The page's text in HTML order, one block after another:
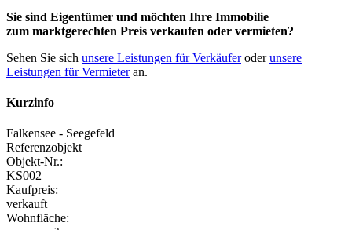
Sie sind Eigentümer und möchten Ihre Immobilie
zum marktgerechten Preis verkaufen oder vermieten?
Sehen Sie sich unsere Leistungen für Verkäuferoderunsere
Leistungen für Vermieteran.
Kurzinfo
Falkensee - Seegefeld
Referenzobjekt
Objekt-Nr.:
KS002
Kaufpreis:
verkauft
Wohnfläche: